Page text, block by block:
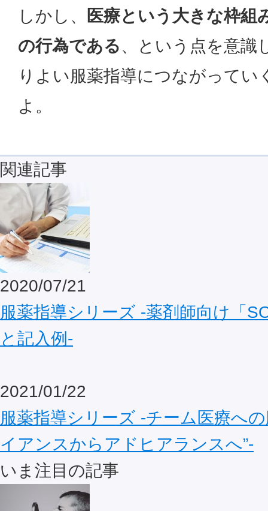
しかし、
医療という大きな枠組
の行為である、という点を意識
りよい服薬指導につながってい
よ。
関連記事
2020/07/21
服薬指導シリーズ ‐薬剤師向け「
と記入例‐
2021/01/22
服薬指導シリーズ ‐チーム医療へ
イアンスからアドヒアランスへ”‐
いま注目の記事